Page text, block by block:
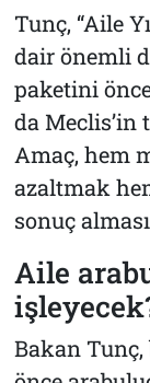
Tunç, “Aile
dair önemli
paketini
da Meclis’in
Amaç, hem
azaltmak
sonuç
Aile
Bakan Tunç,